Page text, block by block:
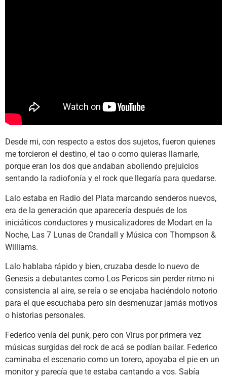
Desde mi, con respecto a estos dos sujetos, fueron quienes
me torcieron el destino, el tao o como quieras llamarle,
porque eran los dos que andaban aboliendo prejuicios
sentando la radiofonía y el rock que llegaría para quedarse.
Lalo estaba en Radio del Plata marcando senderos nuevos,
era de la generación que aparecería después de los
iniciáticos conductores y musicalizadores de Modart en la
Noche, Las 7 Lunas de Crandall y Música con Thompson &
Williams.
Lalo hablaba rápido y bien, cruzaba desde lo nuevo de
Genesis a debutantes como Los Pericos sin perder ritmo ni
consistencia al aire, se reía o se enojaba haciéndolo notorio
para el que escuchaba pero sin desmenuzar jamás motivos
o historias personales.
Federico venía del punk, pero con Virus por primera vez
músicas surgidas del rock de acá se podían bailar. Federico
caminaba el escenario como un torero, apoyaba el pie en un
monitor y parecía que te estaba cantando a vos. Sabía